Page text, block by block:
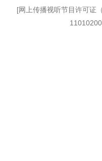
[网上传播视听节目许可证